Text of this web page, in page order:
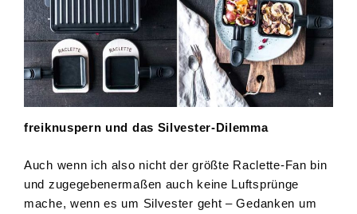
freiknuspern und das Silvester-Dilemma
Auch wenn ich also nicht der größte Raclette-Fan bin
und zugegebenermaßen auch keine Luftsprünge
mache, wenn es um Silvester geht – Gedanken um